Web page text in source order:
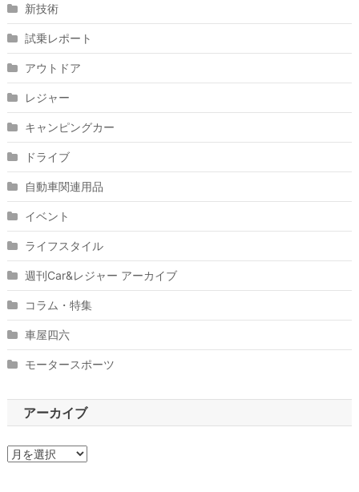
新技術
試乗レポート
アウトドア
レジャー
キャンピングカー
ドライブ
自動車関連用品
イベント
ライフスタイル
週刊Car&レジャー アーカイブ
コラム・特集
車屋四六
モータースポーツ
アーカイブ
ア